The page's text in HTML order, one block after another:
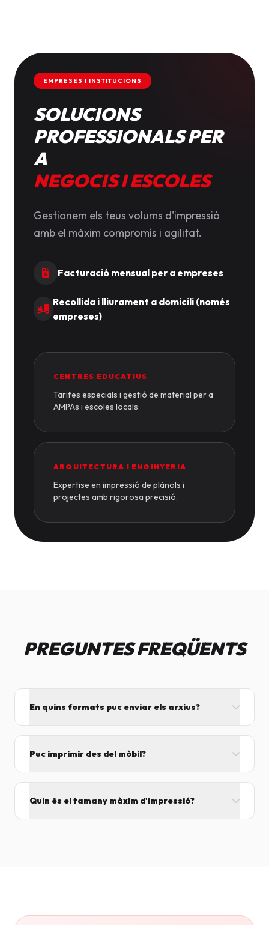
EMPRESES I INSTITUCIONS
SOLUCIONS
PROFESSIONALS PER
A
NEGOCIS I ESCOLES
Gestionem els teus volums d'impressió
amb el màxim compromís i agilitat.
Facturació mensual per a empreses
Recollida i lliurament a domicili (només
empreses)
CENTRES EDUCATIUS
Tarifes especials i gestió de material per a
AMPAs i escoles locals.
ARQUITECTURA I ENGINYERIA
Expertise en impressió de plànols i
projectes amb rigorosa precisió.
PREGUNTES FREQÜENTS
En quins formats puc enviar els arxius?
Word i Excel.
Puc imprimir des del mòbil?
Quin és el tamany màxim d'impressió?